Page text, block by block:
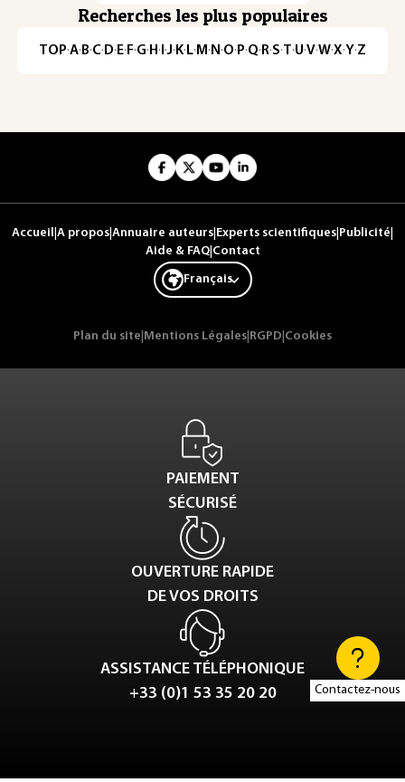
Contactez-nous
Recherches les plus populaires
TOP·A·B·C· D· E· F·G· H · ·J· K· L· M · N ·O· P·Q· R·S·T·U·V·W·X·Y·Z
Accueil A propos Annuaire auteurs Experts scientifiques Publicité
Aide & FAQ| Contact
Français
Plan du site Mentions Légales RGPD Cookies
PAIEMENT
SÉCURISÉ
OUVERTURE RAPIDE
DE VOS DROITS
ASSISTANCE TÉLÉPHONIQUE
+33 (0)1 53 35 20 20